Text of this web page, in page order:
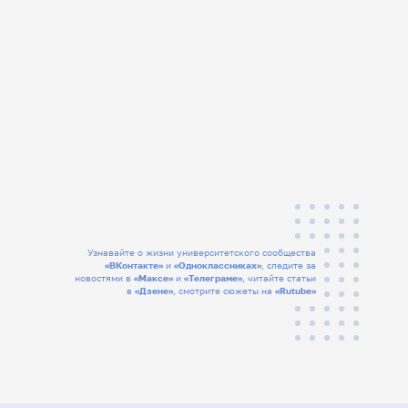
Узнавайте о жизни университетского сообщества
«ВКонтакте» и«Одноклассниках» , следите за
новостями в«Максе» и«Телеграме» , читайте статьи
в«Дзене» , смотрите сюжеты на«Rutube»